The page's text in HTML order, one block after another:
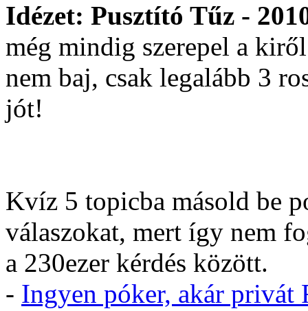
Idézet: Pusztító Tűz -
még mindig szerepel a
nem baj, csak legalább 3
jót!
Kvíz 5 topicba másold be
válaszokat, mert így nem
a 230ezer kérdés között.
- Ingyen póker, akár privát